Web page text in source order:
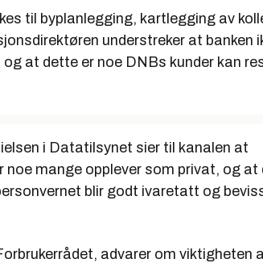
til byplanlegging, kartlegging av
understreker at banken
at dette er noe DNBs kunder kan
i Datatilsynet sier til kanalen at
mange opplever som privat, og at
blir godt ivaretatt og
advarer om viktigheten